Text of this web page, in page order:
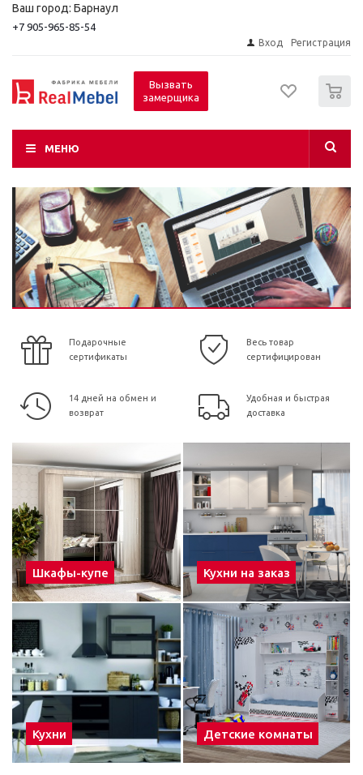
Ваш город: Барнаул
+7 905-965-85-54
Вход Регистрация
Вызвать
замерщика
МЕНЮ
Подарочные
сертификаты
Весь товар
сертифицирован
14 дней на обмен и
возврат
Удобная и быстрая
доставка
Шкафы-купе Кухни на заказ
Кухни Детские комнаты